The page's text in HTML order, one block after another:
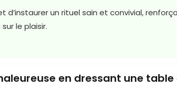
un rituel sain et convivial,
le plaisir.
en dressant une